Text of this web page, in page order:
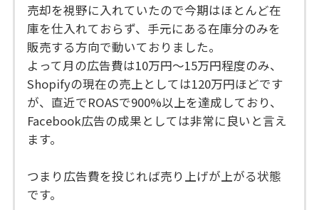
売却を視野に入れていたので今期はほとんど在
庫を仕入れておらず、手元にある在庫分のみを
販売する方向で動いておりました。
よって月の広告費は10万円〜15万円程度のみ、
Shopifyの現在の売上としては120万円ほどです
が、直近でROASで900%以上を達成しており、
Facebook広告の成果としては非常に良いと言え
ます。
つまり広告費を投じれば売り上げが上がる状態
です。